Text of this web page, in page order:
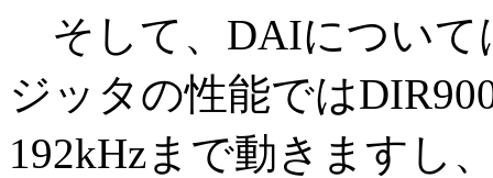
そして、DAIについて
ジッタの性能では
192kHzまで動きますし